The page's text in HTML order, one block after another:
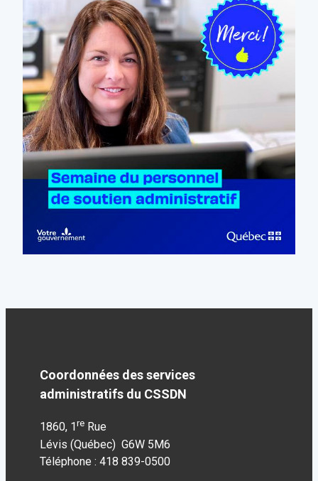
Coordonnées des services
administratifs du CSSDN
1860, 1 re Rue
Lévis (Québec) G6W 5M6
Téléphone : 418 839-0500